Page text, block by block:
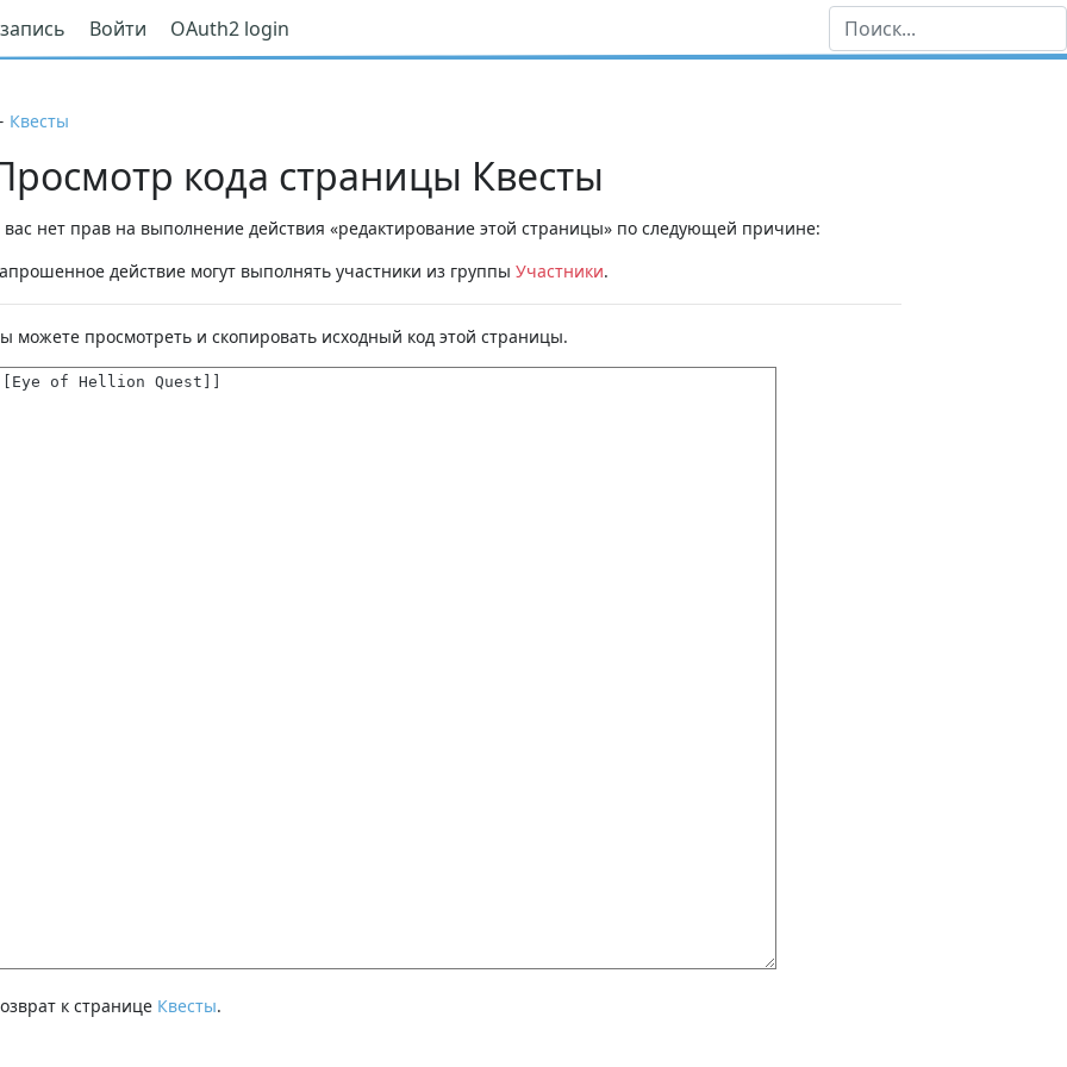
Войти OAuth2 login
Квесты
кода страницы Квесты
вас нет прав на выполнение действия «редактирование этой страницы» по следующей причине:
действие могут выполнять участники из группы Участники.
можете просмотреть и скопировать исходный код этой страницы.
к странице Квесты.